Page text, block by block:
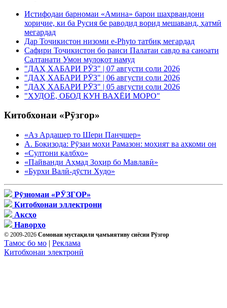
Истифодаи барномаи «Амина» барои шаҳрвандони
хориҷие, ки ба Русия бе раводид ворид мешаванд, ҳатмӣ
мегардад
Дар Тоҷикистон низоми e-Phyto татбиқ мегардад
Сафири Тоҷикистон бо раиси Палатаи савдо ва саноати
Салтанати Умон мулоқот намуд
"ДАҲ ХАБАРИ РӮЗ" | 07 августи соли 2026
"ДАҲ ХАБАРИ РӮЗ" | 06 августи соли 2026
"ДАҲ ХАБАРИ РӮЗ" | 05 августи соли 2026
"ХУДОЁ, ОБОД КУН ВАХЁИ МОРО"
Китобхонаи «Рӯзгор»
«Аз Ардашер то Шери Панҷшер»
А. Боқизода: Рӯзаи моҳи Рамазон: моҳият ва аҳкоми он
«Султони қалбҳо»
«Пайванди Аҳмад Зоҳир бо Мавлавӣ»
«Бурхи Валӣ-дӯсти Худо»
Рӯзномаи «РӮЗГОР»
Китобхонаи эллектрони
Аксҳо
Наворҳо
© 2009-2026 Сомонаи мустақили ҷамъиятиву сиёсии Рӯзгор
Тамос бо мо | Реклама
Китобхонаи электронӣ